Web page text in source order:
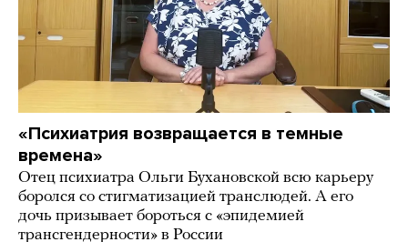
«Психиатрия возвращается в темные
времена»
Отец психиатра Ольги Бухановской всю карьеру
боролся со стигматизацией транслюдей. А его
дочь призывает бороться с «эпидемией
трансгендерности» в России